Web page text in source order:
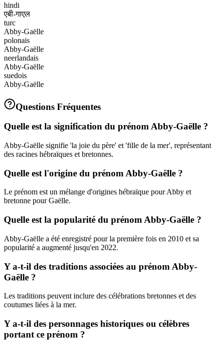
hindi
एबी-गाएल
turc
Abby-Gaëlle
polonais
Abby-Gaëlle
neerlandais
Abby-Gaëlle
suedois
Abby-Gaëlle
Questions Fréquentes
Quelle est la signification du prénom Abby-Gaëlle ?
Abby-Gaëlle signifie 'la joie du père' et 'fille de la mer', représentant
des racines hébraïques et bretonnes.
Quelle est l'origine du prénom Abby-Gaëlle ?
Le prénom est un mélange d'origines hébraïque pour Abby et
bretonne pour Gaëlle.
Quelle est la popularité du prénom Abby-Gaëlle ?
Abby-Gaëlle a été enregistré pour la première fois en 2010 et sa
popularité a augmenté jusqu'en 2022.
Y a-t-il des traditions associées au prénom Abby-
Gaëlle ?
Les traditions peuvent inclure des célébrations bretonnes et des
coutumes liées à la mer.
Y a-t-il des personnages historiques ou célèbres
portant ce prénom ?